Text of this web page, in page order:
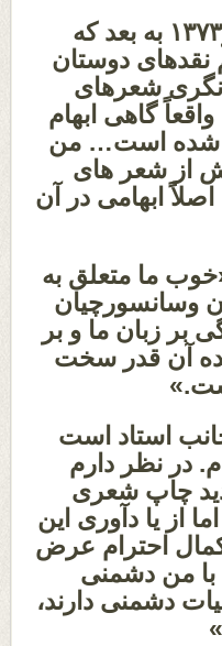
استاد یادآور می شود که« از سال ۱۳۷۲ و۱۳۷۳ به بعد که
نقدهای دوستان
شعرهای
گاهی ابهام
شده است… من
از شعر های
ابهامی در آن
ما متعلق به
وسانسورچیان
بر زبان ما و بر
آن قدر سخت
استاد است
در نظر دارم
چاپ شعری
از یا دآوری این
احترام عرض
با من دشمنی
دشمنی دارند،